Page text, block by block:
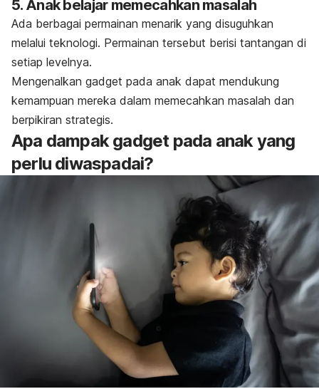
5. Anak belajar memecahkan masalah
Ada berbagai permainan menarik yang disuguhkan
melalui teknologi. Permainan tersebut berisi tantangan di
setiap levelnya.
Mengenalkan gadget pada anak dapat mendukung
kemampuan mereka dalam memecahkan masalah dan
berpikiran strategis.
Apa dampak gadget pada anak yang
perlu diwaspadai?